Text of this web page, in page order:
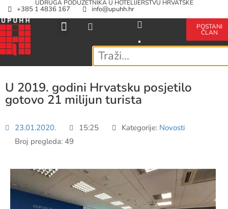
UDRUGA PODUZETNIKA U HOTELIJERSTVU HRVATSKE
+385 1 4836 167 info@upuhh.hr
POSTANI
ČLAN
U 2019. godini Hrvatsku posjetilo
gotovo 21 milijun turista
23.01.2020. 15:25 Kategorije: Novosti
Broj pregleda: 49